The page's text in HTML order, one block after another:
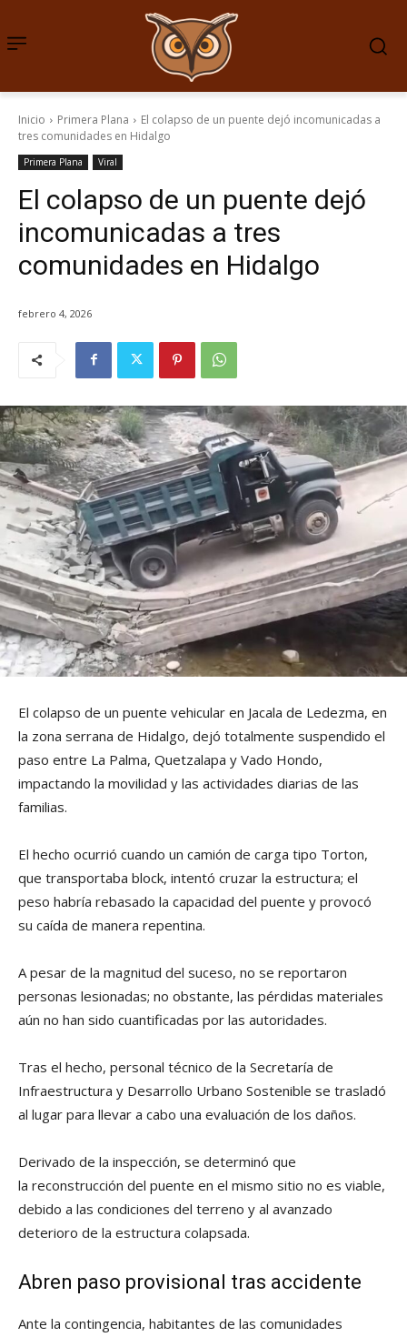
Inicio Primera Plana
El colapso de un puente dejó incomunicadas a
tres comunidades en Hidalgo
Primera Plana Viral
El colapso de un puente dejó
incomunicadas a tres
comunidades en Hidalgo
febrero 4, 2026
El colapso de un puente vehicular en Jacala de Ledezma, en
la zona serrana de Hidalgo, dejó totalmente suspendido el
paso entre La Palma, Quetzalapa y Vado Hondo,
impactando la movilidad y las actividades diarias de las
familias.
El hecho ocurrió cuando un camión de carga tipo Torton,
que transportaba block, intentó cruzar la estructura; el
peso habría rebasado la capacidad del puente y provocó
su caída de manera repentina.
A pesar de la magnitud del suceso, no se reportaron
personas lesionadas; no obstante, las pérdidas materiales
aún no han sido cuantificadas por las autoridades.
Tras el hecho, personal técnico de la Secretaría de
Infraestructura y Desarrollo Urbano Sostenible se trasladó
al lugar para llevar a cabo una evaluación de los daños.
Derivado de la inspección, se determinó que
la reconstrucción del puente en el mismo sitio no es viable,
debido a las condiciones del terreno y al avanzado
deterioro de la estructura colapsada.
Abren paso provisional tras accidente
Ante la contingencia, habitantes de las comunidades